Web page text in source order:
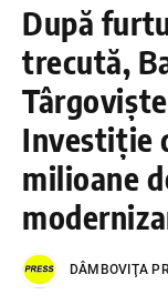
După
trecută,
Investiție
milioane
DÂMBOVIŢA